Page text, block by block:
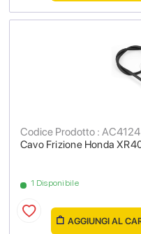
Cavo Frizione Honda
Codice Prodotto : AC4124
1 Disponibile
AGGIUNGI AL